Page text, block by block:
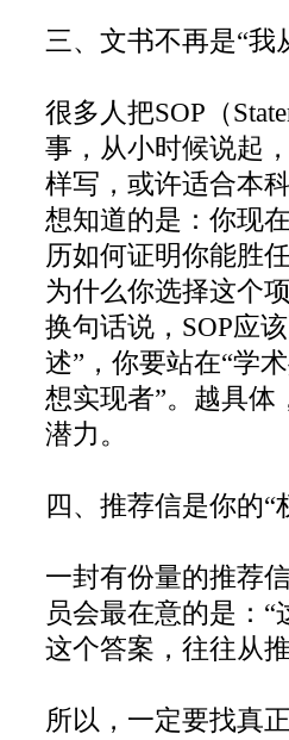
三、文书不再是“我
很多人把SOP（
事，从小时候说起
样写，或许适合本
想知道的是：你现
历如何证明你能胜
为什么你选择这个
换句话说，SOP应
述”，你要站在“学
想实现者”。越具体
潜力。
四、推荐信是你的
一封有份量的推荐
员会最在意的是：
这个答案，往往从
所以，一定要找真